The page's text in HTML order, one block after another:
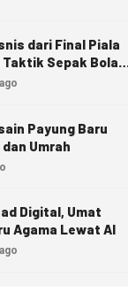
dari Final Piala
Sepak Bola
Bisnis
Payung Baru
Umrah
Digital, Umat
Agama Lewat AI